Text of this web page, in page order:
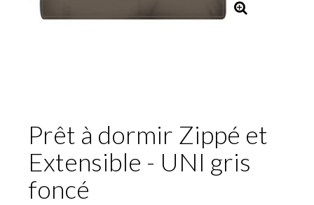
Prêt à dormir Zippé et
Extensible - UNI gris
foncé